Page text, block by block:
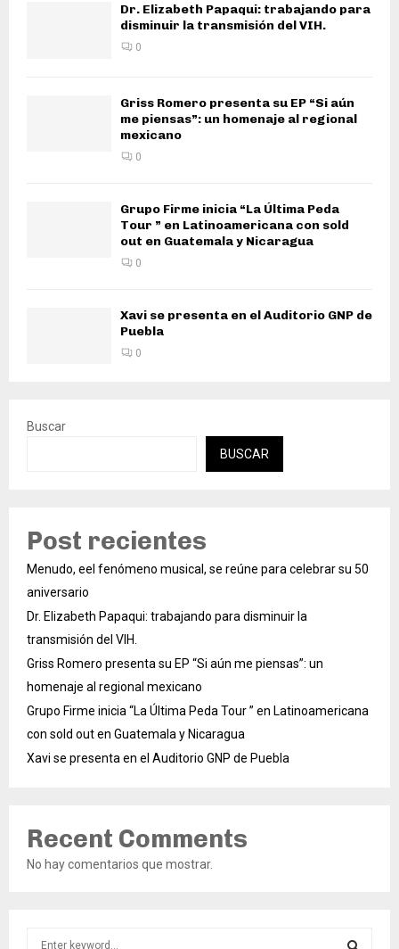
Dr. Elizabeth Papaqui: trabajando para
disminuir la transmisión del VIH.
0
Griss Romero presenta su EP “Si aún
me piensas”: un homenaje al regional
mexicano
0
Grupo Firme inicia “La Última Peda
Tour ” en Latinoamericana con sold
out en Guatemala y Nicaragua
0
Xavi se presenta en el Auditorio GNP de
Puebla
0
Buscar
BUSCAR
Post recientes
Menudo, eel fenómeno musical, se reúne para celebrar su 50
aniversario
Dr. Elizabeth Papaqui: trabajando para disminuir la
transmisión del VIH.
Griss Romero presenta su EP “Si aún me piensas”: un
homenaje al regional mexicano
Grupo Firme inicia “La Última Peda Tour ” en Latinoamericana
con sold out en Guatemala y Nicaragua
Xavi se presenta en el Auditorio GNP de Puebla
Recent Comments
No hay comentarios que mostrar.